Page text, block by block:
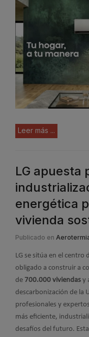
Leer más ...
LG apuesta
energética
vivienda
Publicado en
LG se sitúa en el
obligado a construir a
de 700.000 viviendas y
descarbonización de la
profesionales y
más eficiente,
desafíos del futuro.